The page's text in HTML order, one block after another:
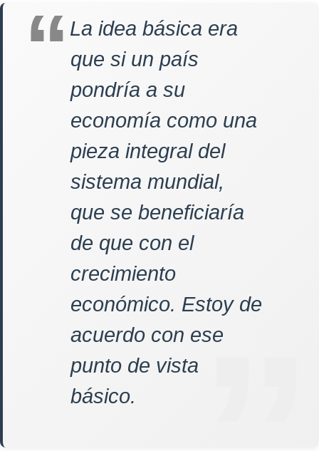
La idea básica era
que si un país
pondría a su
economía como una
pieza integral del
sistema mundial,
que se beneficiaría
de que con el
crecimiento
económico. Estoy de
acuerdo con ese
punto de vista
básico.